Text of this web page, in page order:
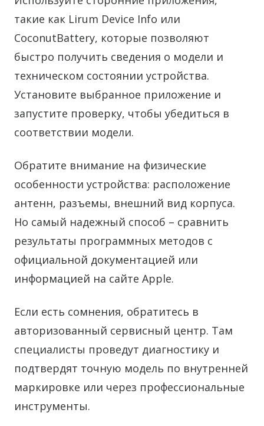
такие как Lirum Device Info или
CoconutBattery, которые позволяют
быстро получить сведения о модели и
техническом состоянии устройства.
Установите выбранное приложение и
запустите проверку, чтобы убедиться в
соответствии модели.
Обратите внимание на физические
особенности устройства: расположение
антенн, разъемы, внешний вид корпуса.
Но самый надежный способ – сравнить
результаты программных методов с
официальной документацией или
информацией на сайте Apple.
Если есть сомнения, обратитесь в
авторизованный сервисный центр. Там
специалисты проведут диагностику и
подтвердят точную модель по внутренней
маркировке или через профессиональные
инструменты.